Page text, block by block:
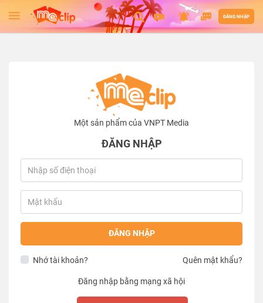
ĐĂNG NHẬP
Một sản phẩm của VNPT Media
ĐĂNG NHẬP
ĐĂNG NHẬP
Nhớ tài khoản? Quên mật khẩu?
Đăng nhập bằng mạng xã hội